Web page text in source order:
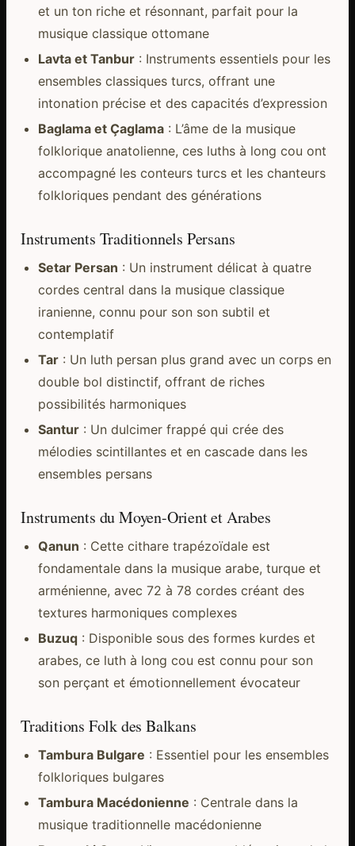
et un ton riche et résonnant, parfait pour la
musique classique ottomane
Lavta et Tanbur: Instruments essentiels pour les
ensembles classiques turcs, offrant une
intonation précise et des capacités d’expression
Baglama et Çaglama: L’âme de la musique
folklorique anatolienne, ces luths à long cou ont
accompagné les conteurs turcs et les chanteurs
folkloriques pendant des générations
Instruments Traditionnels Persans
Setar Persan : Un instrument délicat à quatre
cordes central dans la musique classique
iranienne, connu pour son son subtil et
contemplatif
Tar: Un luth persan plus grand avec un corps en
double bol distinctif, offrant de riches
possibilités harmoniques
Santur: Un dulcimer frappé qui crée des
mélodies scintillantes et en cascade dans les
ensembles persans
Instruments du Moyen-Orient et Arabes
Qanun : Cette cithare trapézoïdale est
fondamentale dans la musique arabe, turque et
arménienne, avec 72 à 78 cordes créant des
textures harmoniques complexes
Buzuq: Disponible sous des formes kurdes et
arabes, ce luth à long cou est connu pour son
son perçant et émotionnellement évocateur
Traditions Folk des Balkans
Tambura Bulgare : Essentiel pour les ensembles
folkloriques bulgares
Tambura Macédonienne : Centrale dans la
musique traditionnelle macédonienne